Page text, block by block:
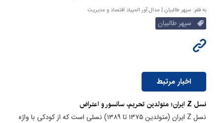
به قلم: سپهر طالبیان | مدال آور المپیاد اقتصاد و مدیریت
سپهر طالبیان
اخبار مرتبط
نسل Z ایران؛ متولدین تحریم، سانسور و اعتراض
نسل Z ایران (متولدین ۱۳۷۵ تا ۱۳۸۹) نسلی است که از کودکی با واژه